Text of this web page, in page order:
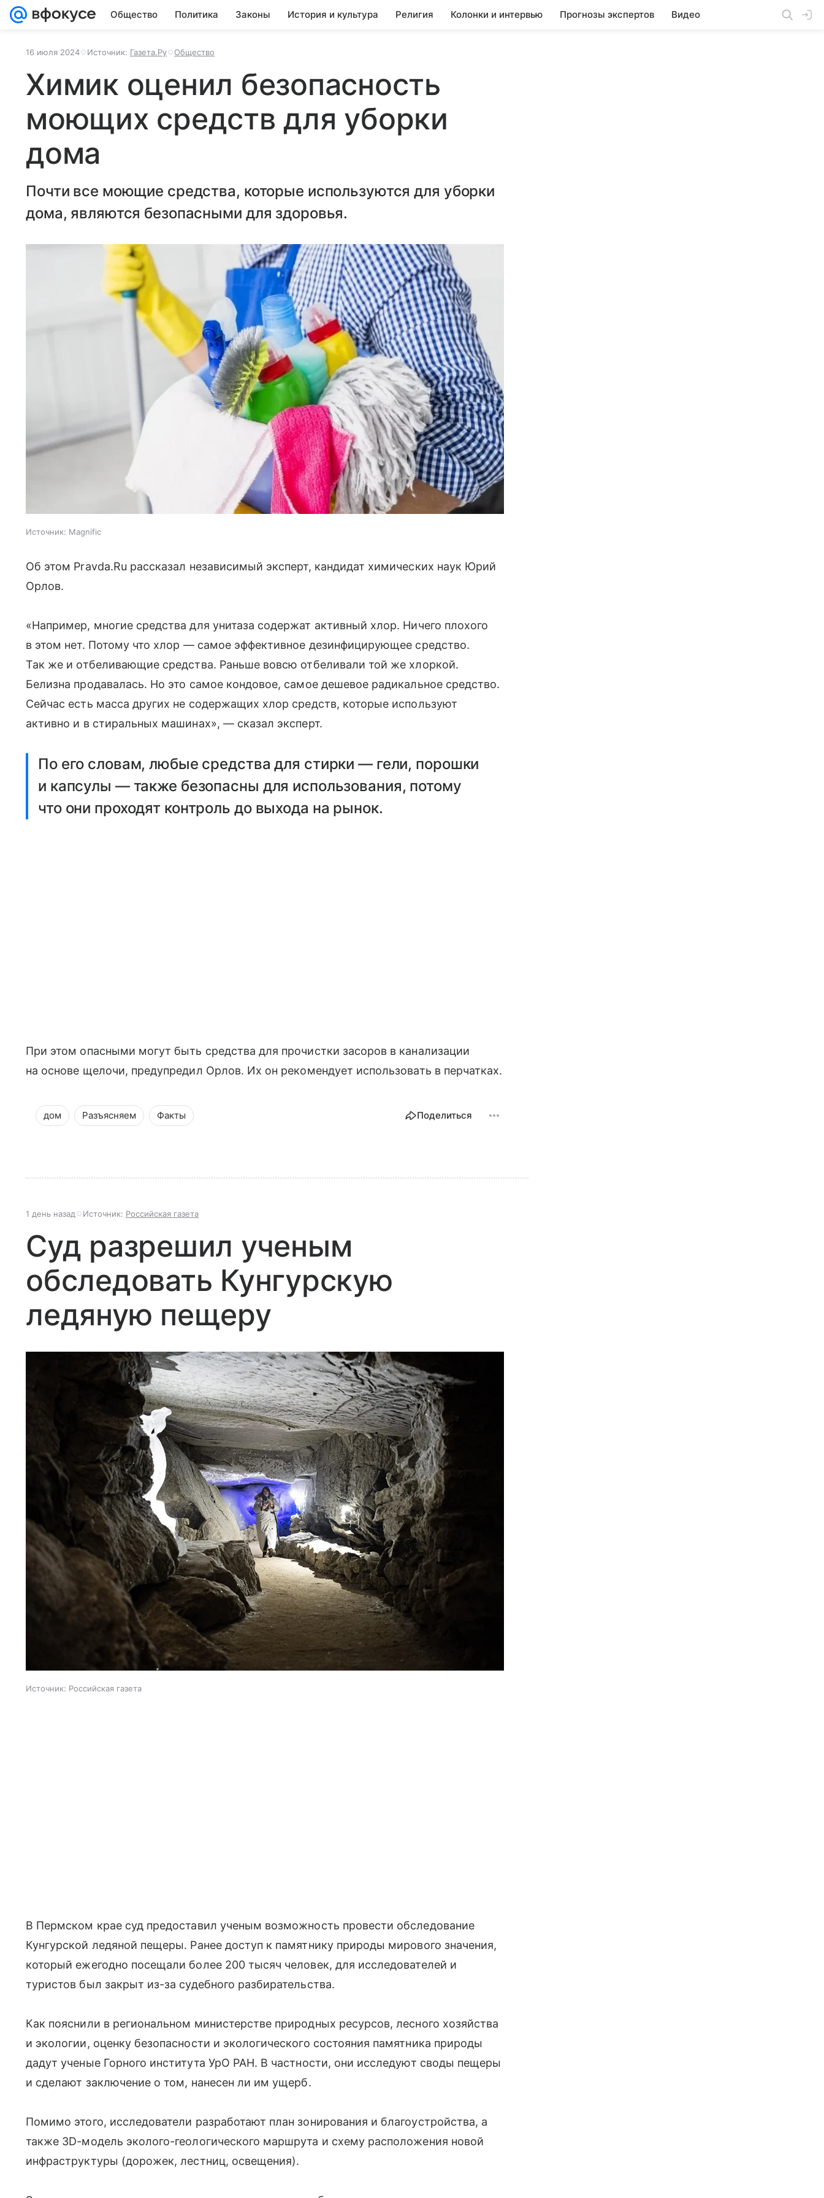
Общество Политика Законы История и культура Религия Колонки и интервью Прогнозы экспертов Видео
16 июля 2024 Источник: Газета.Ру Общество
Химик оценил безопасность
моющих средств для уборки
дома
Почти все моющие средства, которые используются для уборки
дома, являются безопасными для здоровья.
Источник: Magnific
Об этом Pravda.Ru рассказал независимый эксперт, кандидат химических наук Юрий
Орлов.
«Например, многие средства для унитаза содержат активный хлор. Ничего плохого
в этом нет. Потому что хлор — самое эффективное дезинфицирующее средство.
Так же и отбеливающие средства. Раньше вовсю отбеливали той же хлоркой.
Белизна продавалась. Но это самое кондовое, самое дешевое радикальное средство.
Сейчас есть масса других не содержащих хлор средств, которые используют
активно и в стиральных машинах», — сказал эксперт.
По его словам, любые средства для стирки — гели, порошки
и капсулы — также безопасны для использования, потому
что они проходят контроль до выхода на рынок.
При этом опасными могут быть средства для прочистки засоров в канализации
на основе щелочи, предупредил Орлов. Их он рекомендует использовать в перчатках.
дом Разъясняем Факты Поделиться
1 день назад Источник: Российская газета
Суд разрешил ученым
обследовать Кунгурскую
ледяную пещеру
Источник: Российская газета
В Пермском крае суд предоставил ученым возможность провести обследование
Кунгурской ледяной пещеры. Ранее доступ к памятнику природы мирового значения,
который ежегодно посещали более 200 тысяч человек, для исследователей и
туристов был закрыт из-за судебного разбирательства.
Как пояснили в региональном министерстве природных ресурсов, лесного хозяйства
и экологии, оценку безопасности и экологического состояния памятника природы
дадут ученые Горного института УрО РАН. В частности, они исследуют своды пещеры
и сделают заключение о том, нанесен ли им ущерб.
Помимо этого, исследователи разработают план зонирования и благоустройства, а
также 3D-модель эколого-геологического маршрута и схему расположения новой
инфраструктуры (дорожек, лестниц, освещения).